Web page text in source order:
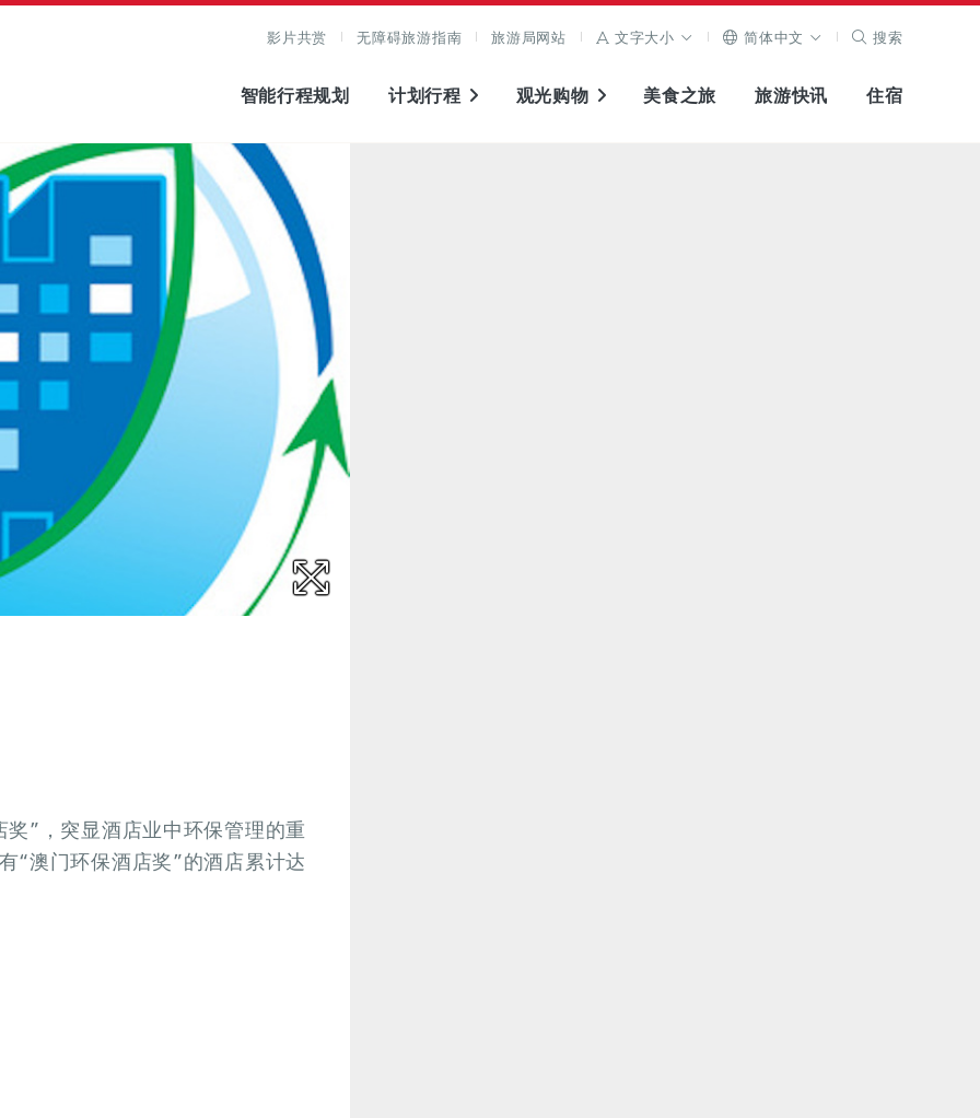
影片共赏 无障碍旅游指南 旅游局网站 文字大小 简体中文 搜索
智能行程规划 计划行程 观光购物 美食之旅 旅游快讯 住宿
”，突显酒店业中环保管理的重
“澳门环保酒店奖”的酒店累计达